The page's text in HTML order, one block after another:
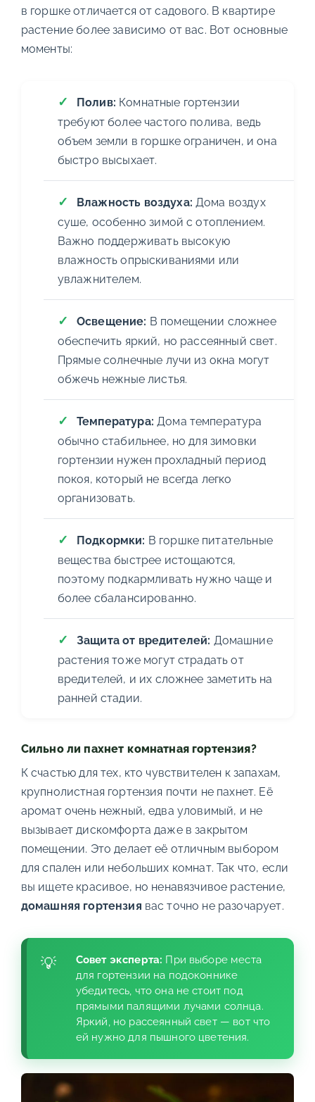
в горшке отличается от садового. В квартире
растение более зависимо от вас. Вот основные
моменты:
Полив: Комнатные гортензии
требуют более частого полива, ведь
объем земли в горшке ограничен, и она
быстро высыхает.
Влажность воздуха: Дома воздух
суше, особенно зимой с отоплением.
Важно поддерживать высокую
влажность опрыскиваниями или
увлажнителем.
Освещение: В помещении сложнее
обеспечить яркий, но рассеянный свет.
Прямые солнечные лучи из окна могут
обжечь нежные листья.
Температура: Дома температура
обычно стабильнее, но для зимовки
гортензии нужен прохладный период
покоя, который не всегда легко
организовать.
Подкормки: В горшке питательные
вещества быстрее истощаются,
поэтому подкармливать нужно чаще и
более сбалансированно.
Защита от вредителей: Домашние
растения тоже могут страдать от
вредителей, и их сложнее заметить на
ранней стадии.
Сильно ли пахнет комнатная гортензия?
К счастью для тех, кто чувствителен к запахам,
крупнолистная гортензия почти не пахнет. Её
аромат очень нежный, едва уловимый, и не
вызывает дискомфорта даже в закрытом
помещении. Это делает её отличным выбором
для спален или небольших комнат. Так что, если
вы ищете красивое, но ненавязчивое растение,
домашняя гортензия вас точно не разочарует.
Совет эксперта: При выборе места
для гортензии на подоконнике
убедитесь, что она не стоит под
прямыми палящими лучами солнца.
Яркий, но рассеянный свет — вот что
ей нужно для пышного цветения.